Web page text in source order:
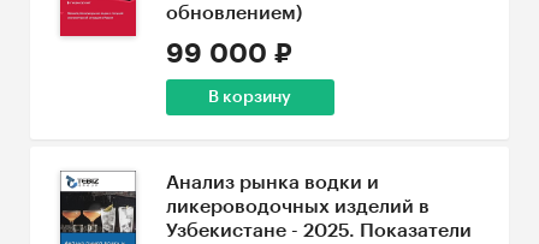
обновлением)
99 000 ₽
В корзину
Анализ рынка водки и
ликероводочных изделий в
Узбекистане - 2025. Показатели